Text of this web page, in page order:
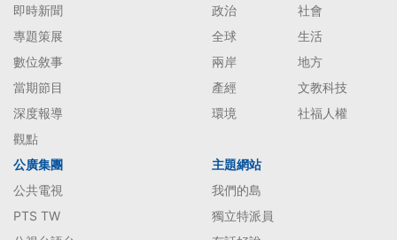
即時新聞
專題策展
數位敘事
當期節目
深度報導
觀點
政治
社會
全球
生活
兩岸
地方
產經
文教科技
環境
社福人權
公廣集團
公共電視
PTS TW
主題網站
我們的島
獨立特派員